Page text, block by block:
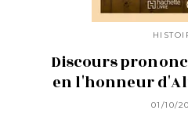
Discours
en l'honneur
01/10/